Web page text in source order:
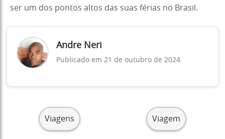
ser um dos pontos altos das suas férias no Brasil.
Andre Neri
Publicado em 21 de outubro de 2024
Viagens Viagem